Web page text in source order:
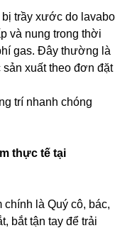
trầy xước do lavabo
và nung trong thời
gas. Đây thường là
xuất theo đơn đặt
trí nhanh chóng
thực tế tại
là Quý cô, bác,
bắt tận tay để trải